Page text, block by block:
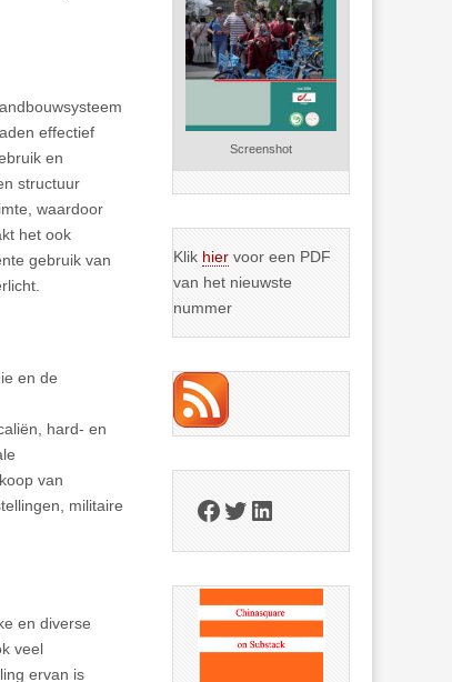
effectief
en
structuur
waardoor
het ook
gebruik van
en de
hard- en
van
militaire
en diverse
veel
ervan is
Screenshot
Klik hier voor een PDF
van het nieuwste
nummer
Facebook
Twitter
LinkedIn